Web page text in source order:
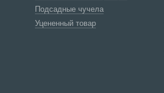
Подсадные чучела
Уцененный товар